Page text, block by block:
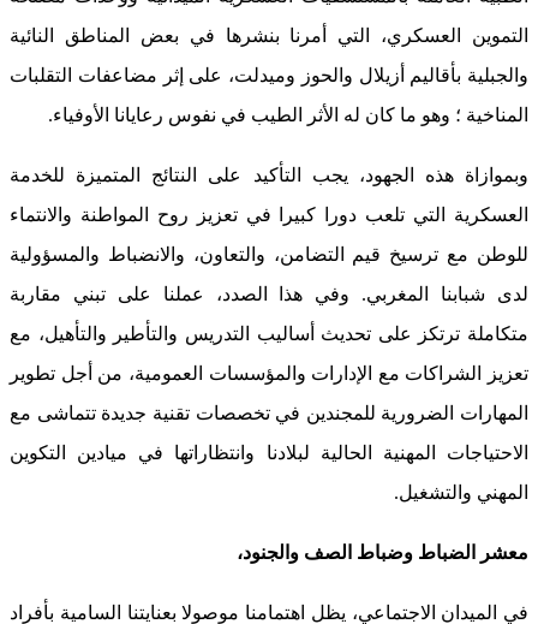
التموين العسكري، التي أمرنا بنشرها في بعض المناطق النائية
والجبلية بأقاليم أزيلال والحوز وميدلت، على إثر مضاعفات التقلبات
المناخية ؛ وهو ما كان له الأثر الطيب في نفوس رعايانا الأوفياء.
وبموازاة هذه الجهود، يجب التأكيد على النتائج المتميزة للخدمة
العسكرية التي تلعب دورا كبيرا في تعزيز روح المواطنة والانتماء
للوطن مع ترسيخ قيم التضامن، والتعاون، والانضباط والمسؤولية
لدى شبابنا المغربي. وفي هذا الصدد، عملنا على تبني مقاربة
متكاملة ترتكز على تحديث أساليب التدريس والتأطير والتأهيل، مع
تعزيز الشراكات مع الإدارات والمؤسسات العمومية، من أجل تطوير
المهارات الضرورية للمجندين في تخصصات تقنية جديدة تتماشى مع
الاحتياجات المهنية الحالية لبلادنا وانتظاراتها في ميادين التكوين
المهني والتشغيل.
معشر الضباط وضباط الصف والجنود،
في الميدان الاجتماعي، يظل اهتمامنا موصولا بعنايتنا السامية بأفراد